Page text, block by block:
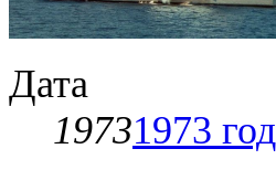
Дата
19731973 год